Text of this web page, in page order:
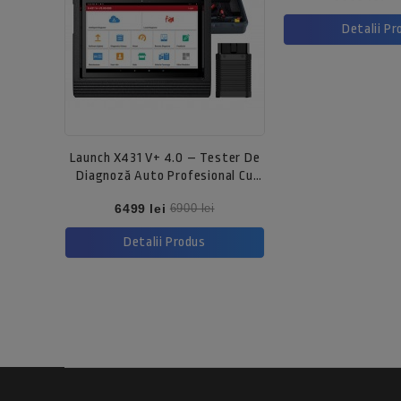
Launch X431 V+ 4.0 – Tester De
Diagnoză Auto Profesional Cu
Pret
6499 lei Pret
baza
6900 lei
Detalii Produs
Detalii